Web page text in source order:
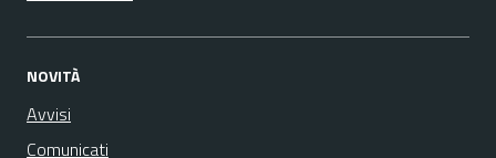
NOVITÀ
Avvisi
Comunicati